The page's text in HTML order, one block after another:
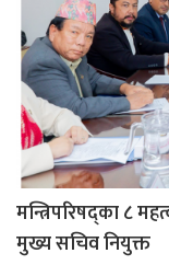
मन्त्रिपरिषद्का ८
मुख्य सचिव नियुक्त